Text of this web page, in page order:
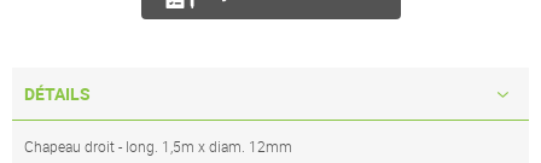
DÉTAILS
Chapeau droit - long. 1,5m x diam. 12mm